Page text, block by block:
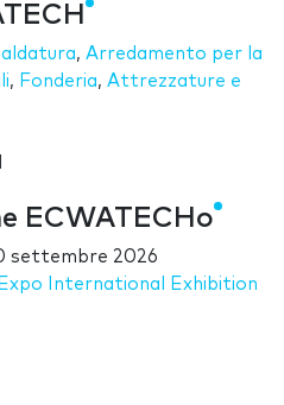
, Arredamento per la
, Fonderia, Attrezzature e
ECWATECHo
settembre 2026
International Exhibition